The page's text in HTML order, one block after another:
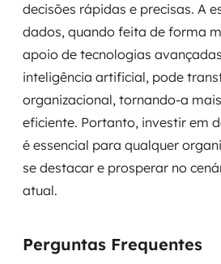
decisões rápidas e precisas. A
dados, quando feita de forma
apoio de tecnologias
inteligência artificial, pode
organizacional, tornando-a
eficiente. Portanto, investir em
é essencial para qualquer
se destacar e prosperar no
atual.
Perguntas Frequentes